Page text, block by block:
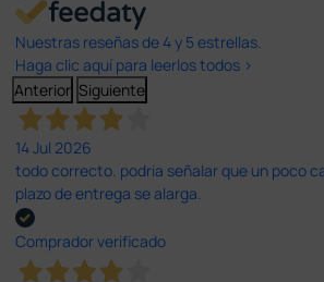
Nuestras reseñas de 4 y 5 estrellas.
Haga clic aquí para leerlos todos >
Anterior Siguiente
14 Jul 2026
todo correcto. podria señalar que un poco
plazo de entrega se alarga.
Comprador verificado